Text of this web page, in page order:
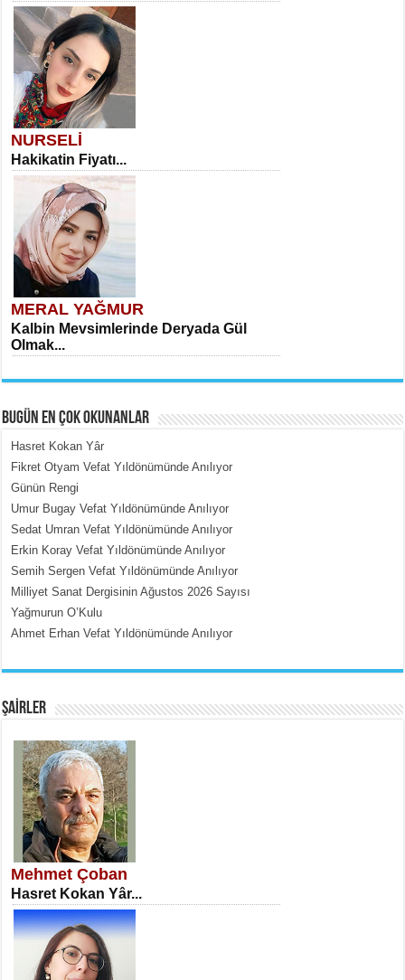
NURSELİ
Hakikatin Fiyatı...
MERAL YAĞMUR
Kalbin Mevsimlerinde Deryada Gül
Olmak...
MEHMET ÇOBAN
İçerdeki Put Dışardaki Maskeler...
SATILMIŞ ÜMİT ÇETİNKAYA
Erkenlik...
BUGÜN EN ÇOK OKUNANLAR
Hasret Kokan Yâr
Fikret Otyam Vefat Yıldönümünde Anılıyor
Günün Rengi
Umur Bugay Vefat Yıldönümünde Anılıyor
Sedat Umran Vefat Yıldönümünde Anılıyor
Erkin Koray Vefat Yıldönümünde Anılıyor
Semih Sergen Vefat Yıldönümünde Anılıyor
Milliyet Sanat Dergisinin Ağustos 2026 Sayısı
Yağmurun O’Kulu
Ahmet Erhan Vefat Yıldönümünde Anılıyor
ŞAİRLER
Mehmet Çoban
Hasret Kokan Yâr...